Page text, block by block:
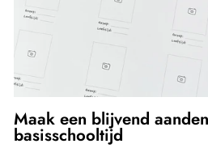
Maak een blijvend
basisschooltijd